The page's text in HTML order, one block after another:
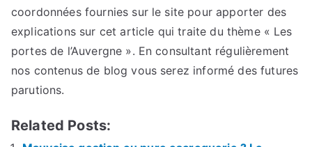
coordonnées fournies sur le site pour apporter des
explications sur cet article qui traite du thème « Les
portes de l’Auvergne ». En consultant régulièrement
nos contenus de blog vous serez informé des futures
parutions.
Related Posts: